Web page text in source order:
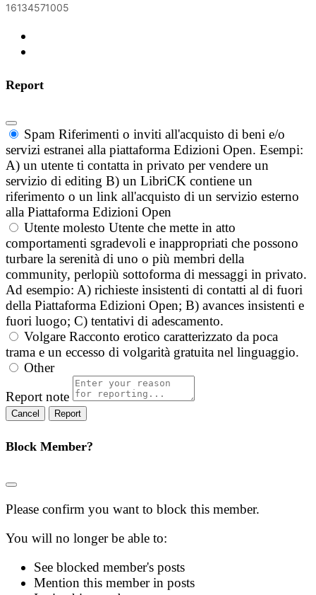
16134571005
Report
Spam Riferimenti o inviti all'acquisto di beni e/o
servizi estranei alla piattaforma Edizioni Open. Esempi:
A) un utente ti contatta in privato per vendere un
servizio di editing B) un LibriCK contiene un
riferimento o un link all'acquisto di un servizio esterno
alla Piattaforma Edizioni Open
Utente molesto Utente che mette in atto
comportamenti sgradevoli e inappropriati che possono
turbare la serenità di uno o più membri della
community, perlopiù sottoforma di messaggi in privato.
Ad esempio: A) richieste insistenti di contatti al di fuori
della Piattaforma Edizioni Open; B) avances insistenti e
fuori luogo; C) tentativi di adescamento.
Volgare Racconto erotico caratterizzato da poca
trama e un eccesso di volgarità gratuita nel linguaggio.
Other
Report note
Report
Block Member?
Please confirm you want to block this member.
You will no longer be able to:
See blocked member's posts
Mention this member in posts